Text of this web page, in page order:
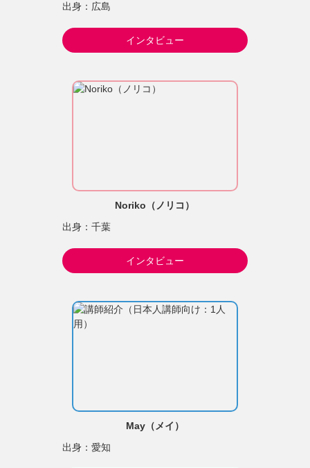
出身：広島
インタビュー
Noriko（ノリコ）
出身：千葉
インタビュー
May（メイ）
出身：愛知